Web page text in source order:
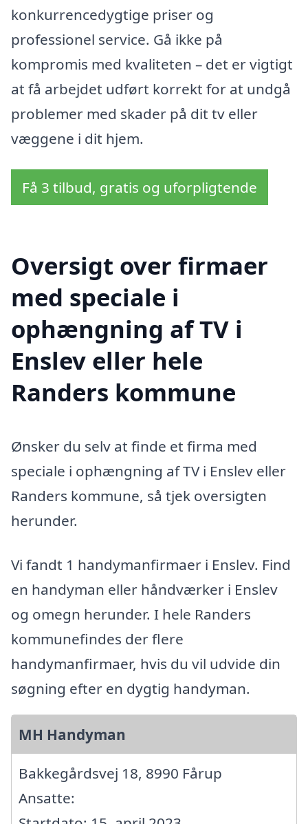
konkurrencedygtige priser og
professionel service. Gå ikke på
kompromis med kvaliteten – det er vigtigt
at få arbejdet udført korrekt for at undgå
problemer med skader på dit tv eller
væggene i dit hjem.
Få 3 tilbud, gratis og uforpligtende
Oversigt over firmaer
med speciale i
ophængning af TV i
Enslev eller hele
Randers kommune
Ønsker du selv at finde et firma med
speciale i ophængning af TV i Enslev eller
Randers kommune, så tjek oversigten
herunder.
Vi fandt 1 handymanfirmaer i Enslev. Find
en handyman eller håndværker i Enslev
og omegn herunder. I hele Randers
kommunefindes der flere
handymanfirmaer, hvis du vil udvide din
søgning efter en dygtig handyman.
MH Handyman
Bakkegårdsvej 18, 8990 Fårup
Ansatte: